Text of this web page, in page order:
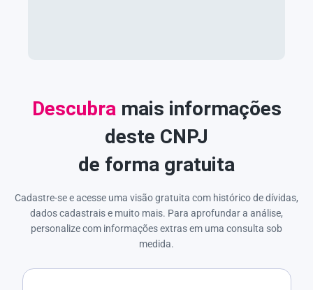
Descubra mais informações
deste CNPJ
de forma gratuita
Cadastre-se e acesse uma visão gratuita com histórico de dívidas,
dados cadastrais e muito mais. Para aprofundar a análise,
personalize com informações extras em uma consulta sob
medida.